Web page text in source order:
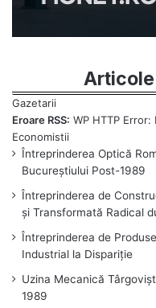
Eroare RSS: WP HTTP
Întreprinderea Optică
Bucureștiului Post-1989
Întreprinderea de
și Transformată Radical
Întreprinderea de
Industrial la Dispariție
Uzina Mecanică
1989